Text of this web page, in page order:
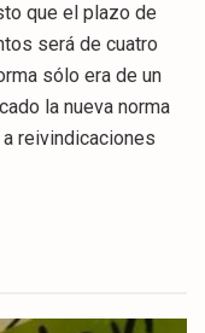
que el plazo de
será de cuatro
sólo era de un
la nueva norma
a reivindicaciones